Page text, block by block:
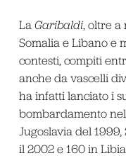
La Garibaldi, oltre a
Somalia e Libano e
contesti, compiti
anche da vascelli
ha infatti lanciato i
bombardamento
Jugoslavia del
il 2002 e 160 in